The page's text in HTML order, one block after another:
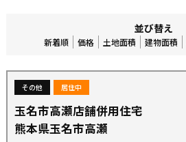
並び替え
新着順 価格 土地面積 建物面積
その他 居住中
玉名市高瀬店舗併用住宅
熊本県玉名市高瀬